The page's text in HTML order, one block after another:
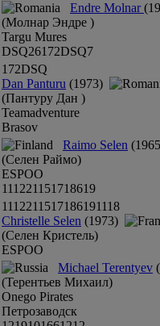
Endre Molnar
(Молнар Эндре )
Targu Mures
DSQ26172DSQ7
172DSQ
Dan Panturu (1973)
(Пантуру Дан )
Teamadventure
Brasov
Raimo Selen
(Селен Раймо)
ESPOO
111221151718619
1112211517186191118
Christelle Selen (1973)
(Селен Кристель)
ESPOO
Michael Terentyev
(Терентьев Михаил)
Onego Pirates
Петрозаводск